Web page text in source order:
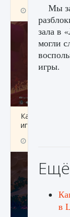
9 августа 2024
Как
игре Creatures
Мы
зала в
могли
игры.
в